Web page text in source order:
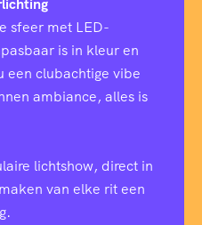
sfeer met LED-
is in kleur en
een clubachtige vibe
ambiance, alles is
lichtshow, direct in
van elke rit een